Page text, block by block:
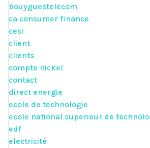
bouyguestelecom
ca consumer finance
cesi
client
clients
compte nickel
contact
direct energie
ecole de technologie
ecole national superieur de
edf
electricité